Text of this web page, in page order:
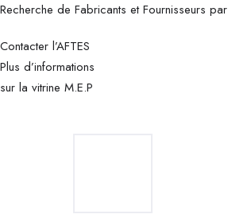
Recherche de Fabricants et Fournisseurs
Contacter l’AFTES
Plus d’informations
sur la vitrine M.E.P